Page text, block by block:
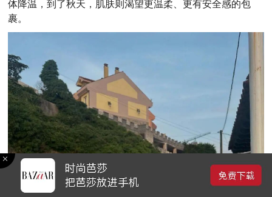
体降温 ，到了秋天 ， 肌肤则渴望更温柔、更有安全感的包
裹。